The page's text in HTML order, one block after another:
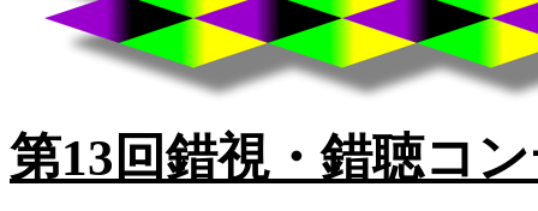
第13回錯視・錯聴コ